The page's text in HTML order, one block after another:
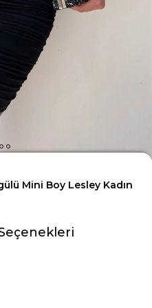
Mini Boy Lesley Kadın